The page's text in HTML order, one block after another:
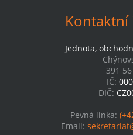
Jednota,
391
IČ:
DIČ:
Pevná linka:
Email: